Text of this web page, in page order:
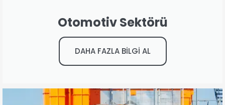
Otomotiv Sektörü
DAHA FAZLA BİLGİ AL